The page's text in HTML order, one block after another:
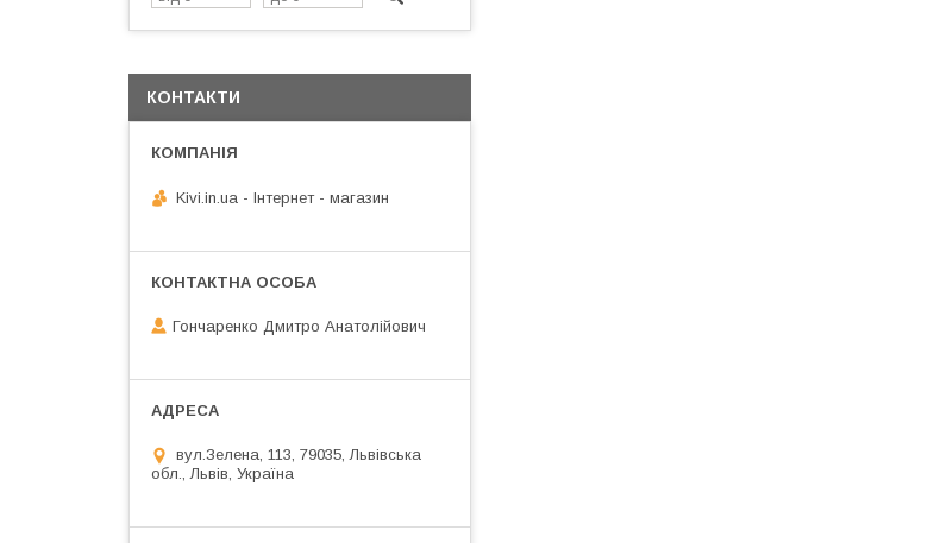
КОНТАКТИ
Kivi.in.ua - Інтернет - магазин
Гончаренко Дмитро Анатолійович
вул.Зелена, 113, 79035, Львівська
обл., Львів, Україна